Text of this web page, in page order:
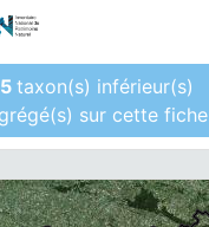
5taxon(s) inférieur(s)
agrégé(s) sur cette fiche